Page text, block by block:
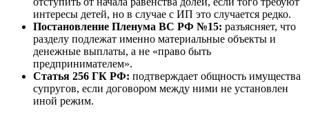
интересы детей, но в случае с ИП это случается редко.
Постановление Пленума ВС РФ №15: разъясняет, что
разделу подлежат именно материальные объекты и
денежные выплаты, а не «право быть
предпринимателем».
Статья 256 ГК РФ: подтверждает общность имущества
супругов, если договором между ними не установлен
иной режим.